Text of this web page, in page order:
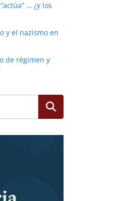
… ¿y los
y el nazismo en
de régimen y